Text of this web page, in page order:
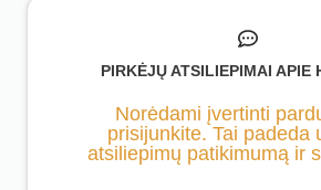
PIRKĖJŲ ATSILIEPIMAI APIE
Norėdami įvertinti
prisijunkite. Tai padeda
atsiliepimų patikimumą ir